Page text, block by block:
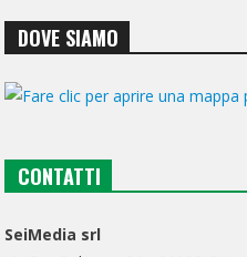
DOVE SIAMO
CONTATTI
SeiMedia srl